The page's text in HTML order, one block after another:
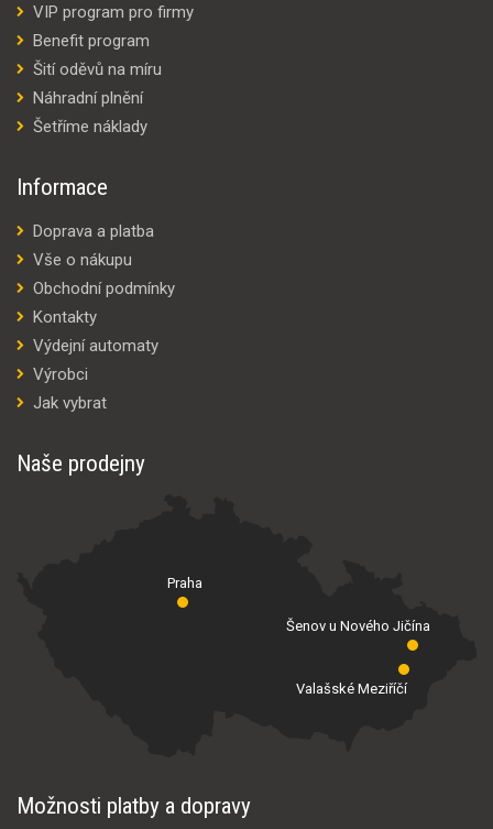
VIP program pro firmy
Benefit program
Šití oděvů na míru
Náhradní plnění
Šetříme náklady
Informace
Doprava a platba
Vše o nákupu
Obchodní podmínky
Kontakty
Výdejní automaty
Výrobci
Jak vybrat
Naše prodejny
Praha
Valašské Meziříčí
Šenov u Nového Jičína
Možnosti platby a dopravy